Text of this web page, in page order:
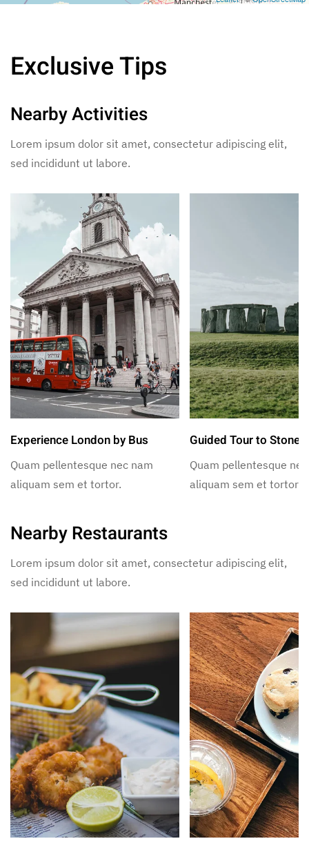
Exclusive Tips
Nearby Activities
Lorem ipsum dolor sit amet, consectetur adipiscing elit,
sed incididunt ut labore.
Experience London by Bus
Quam pellentesque nec nam
aliquam sem et tortor.
Guided Tour to
Quam pellentesque
aliquam sem et tortor.
Nearby Restaurants
Lorem ipsum dolor sit amet, consectetur adipiscing elit,
sed incididunt ut labore.